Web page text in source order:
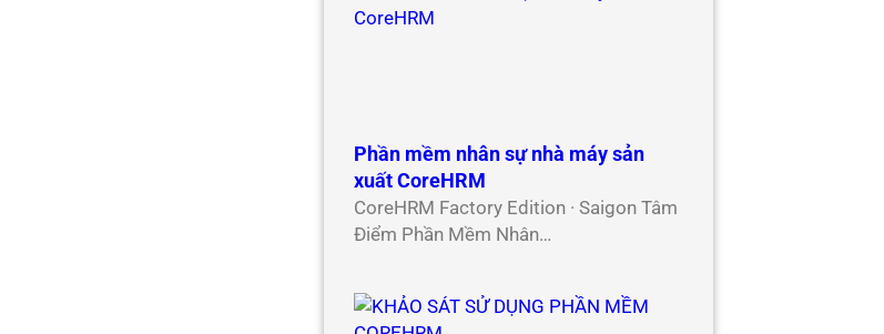
Phần mềm nhân sự nhà máy sản
xuất CoreHRM
CoreHRM Factory Edition · Saigon Tâm
Điểm Phần Mềm Nhân…